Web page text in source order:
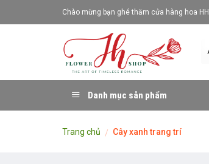
to
Chào mừng bạn ghé thăm cửa hàng hoa HH
Danh mục sản phẩm
Trang chủ / Cây xanh trang trí